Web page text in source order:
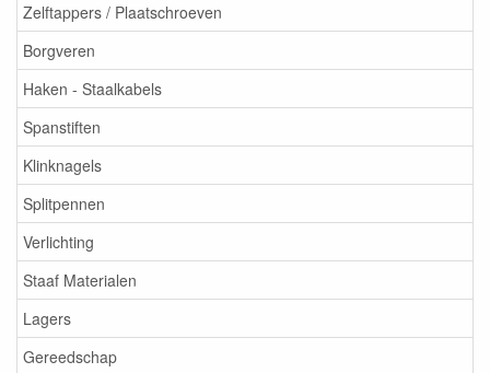
Zelftappers / Plaatschroeven
Borgveren
Haken - Staalkabels
Spanstiften
Klinknagels
Splitpennen
Verlichting
Staaf Materialen
Lagers
Gereedschap